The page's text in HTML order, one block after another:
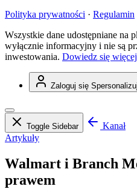
Polityka prywatności · Regulamin
Wszystkie dane udostępniane na
wyłącznie informacyjny i nie są
inwestowania. Dowiedz się więcej
Zaloguj się
Toggle Sidebar
Kanał
Artykuły
Walmart i Branch
prawem